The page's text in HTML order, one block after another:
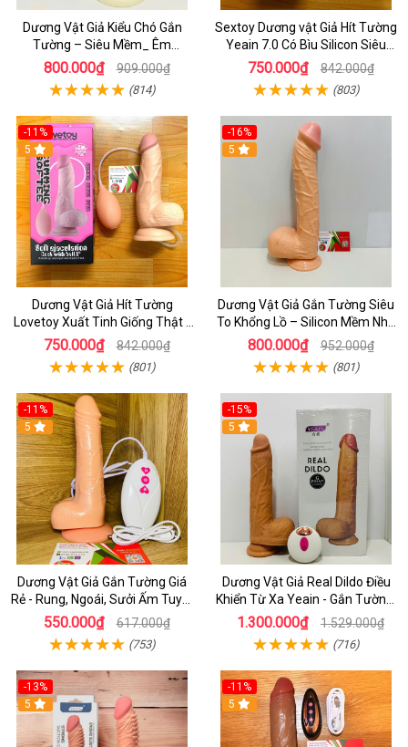
Dương Vật Giả Kiểu Chó Gắn
Tường – Siêu Mềm_ Êm
Ái_Sướng Như Thật
800.000₫ 909.000₫
(814)
Sextoy Dương vật Giả Hít Tường
Yeain 7.0 Có Bìu Silicon Siêu
Mềm Chính Hãng - Bán Sextoy
Cấp Ở Thủ Đức
750.000₫ 842.000₫
(803)
-11%
5
Dương Vật Giả Hít Tường
Lovetoy Xuất Tinh Giống Thật -
Sextoy Tự Sướng Cho Nữ
750.000₫ 842.000₫
(801)
-16%
5
Dương Vật Giả Gắn Tường Siêu
To Khổng Lồ – Silicon Mềm Như
Thật, Tăng Khoái Cảm Tột Đỉnh
800.000₫ 952.000₫
(801)
-11%
5
Dương Vật Giả Gắn Tường Giá
Rẻ - Rung, Ngoái, Sưởi Ấm Tuyệt
Vời
550.000₫ 617.000₫
(753)
-15%
5
Dương Vật Giả Real Dildo Điều
Khiển Từ Xa Yeain - Gắn Tường,
Rung Thụt Tỏa Nhiệt Cao Cấp
1.300.000₫ 1.529.000₫
(716)
-13%
5
-11%
5